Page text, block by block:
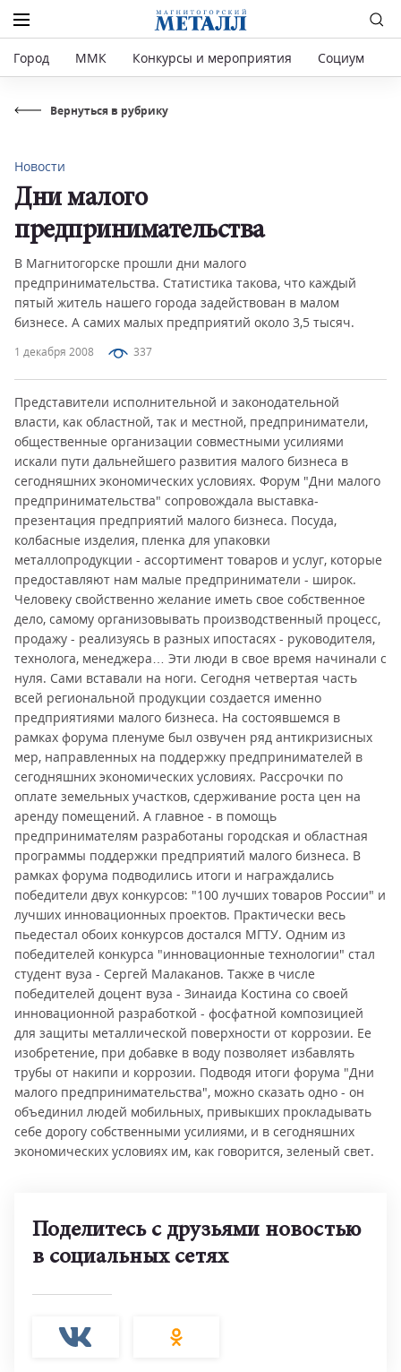
Город ММК Конкурсы и мероприятия Социум
Вернуться в рубрику
1 декабря 2008 337
Новости
Дни малого
предпринимательства
В Магнитогорске прошли дни малого
предпринимательства. Статистика такова, что каждый
пятый житель нашего города задействован в малом
бизнесе. А самих малых предприятий около 3,5 тысяч.
Представители исполнительной и законодательной
власти, как областной, так и местной, предприниматели,
общественные организации совместными усилиями
искали пути дальнейшего развития малого бизнеса в
сегодняшних экономических условиях. Форум "Дни малого
предпринимательства" сопровождала выставка-
презентация предприятий малого бизнеса. Посуда,
колбасные изделия, пленка для упаковки
металлопродукции - ассортимент товаров и услуг, которые
предоставляют нам малые предприниматели - широк.
Человеку свойственно желание иметь свое собственное
дело, самому организовывать производственный процесс,
продажу - реализуясь в разных ипостасях - руководителя,
технолога, менеджера… Эти люди в свое время начинали с
нуля. Сами вставали на ноги. Сегодня четвертая часть
всей региональной продукции создается именно
предприятиями малого бизнеса. На состоявшемся в
рамках форума пленуме был озвучен ряд антикризисных
мер, направленных на поддержку предпринимателей в
сегодняшних экономических условиях. Рассрочки по
оплате земельных участков, сдерживание роста цен на
аренду помещений. А главное - в помощь
предпринимателям разработаны городская и областная
программы поддержки предприятий малого бизнеса. В
рамках форума подводились итоги и награждались
победители двух конкурсов: "100 лучших товаров России" и
лучших инновационных проектов. Практически весь
пьедестал обоих конкурсов достался МГТУ. Одним из
победителей конкурса "инновационные технологии" стал
студент вуза - Сергей Малаканов. Также в числе
победителей доцент вуза - Зинаида Костина со своей
инновационной разработкой - фосфатной композицией
для защиты металлической поверхности от коррозии. Ее
изобретение, при добавке в воду позволяет избавлять
трубы от накипи и коррозии. Подводя итоги форума "Дни
малого предпринимательства", можно сказать одно - он
объединил людей мобильных, привыкших прокладывать
себе дорогу собственными усилиями, и в сегодняшних
экономических условиях им, как говорится, зеленый свет.
Поделитесь с друзьями новостью
в социальных сетях